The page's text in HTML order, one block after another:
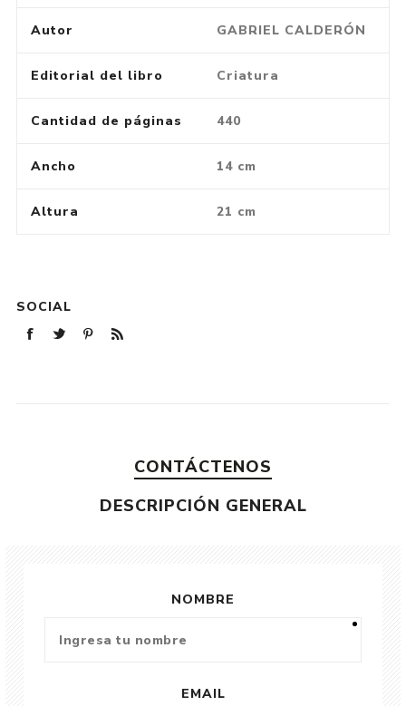
Autor GABRIEL CALDERÓN
Editorial del libro Criatura
Cantidad de páginas 440
Ancho 14 cm
Altura 21 cm
SOCIAL
CONTÁCTENOS
DESCRIPCIÓN GENERAL
NOMBRE
EMAIL